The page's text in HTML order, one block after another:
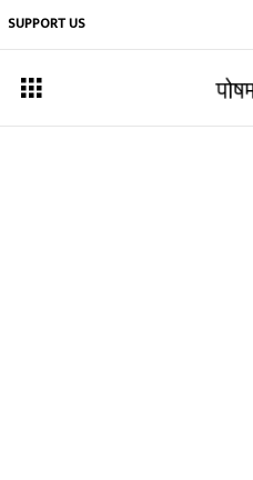
SUPPORT US